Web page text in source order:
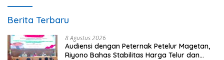
Berita Terbaru
8 Agustus 2026
Audiensi dengan Peternak Petelur Magetan,
Riyono Bahas Stabilitas Harga Telur dan